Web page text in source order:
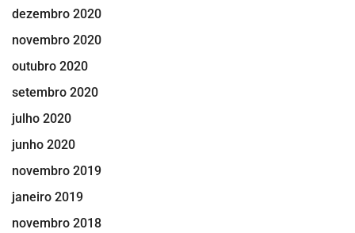
dezembro 2020
novembro 2020
outubro 2020
setembro 2020
julho 2020
junho 2020
novembro 2019
janeiro 2019
novembro 2018